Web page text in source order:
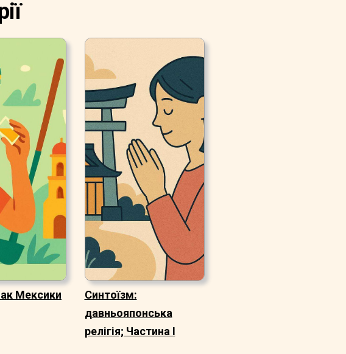
Мексики
Синтоїзм:
давньояпонська
релігія; Частина I